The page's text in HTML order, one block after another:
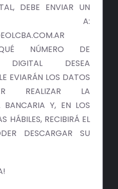
DEBE ENVIAR UN
A:
NÚMERO DE
DIGITAL DESEA
EVIARÁN LOS DATOS
REALIZAR LA
BANCARIA Y, EN LOS
HÁBILES, RECIBIRÁ EL
DESCARGAR SU